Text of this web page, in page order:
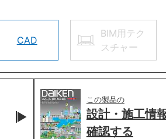
CAD
BIM用テク
スチャー
この製品の
設計・施工情
確認する